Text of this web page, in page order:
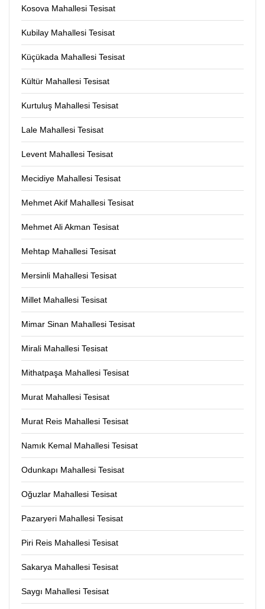
Kosova Mahallesi Tesisat
Kubilay Mahallesi Tesisat
Küçükada Mahallesi Tesisat
Kültür Mahallesi Tesisat
Kurtuluş Mahallesi Tesisat
Lale Mahallesi Tesisat
Levent Mahallesi Tesisat
Mecidiye Mahallesi Tesisat
Mehmet Akif Mahallesi Tesisat
Mehmet Ali Akman Tesisat
Mehtap Mahallesi Tesisat
Mersinli Mahallesi Tesisat
Millet Mahallesi Tesisat
Mimar Sinan Mahallesi Tesisat
Mirali Mahallesi Tesisat
Mithatpaşa Mahallesi Tesisat
Murat Mahallesi Tesisat
Murat Reis Mahallesi Tesisat
Namık Kemal Mahallesi Tesisat
Odunkapı Mahallesi Tesisat
Oğuzlar Mahallesi Tesisat
Pazaryeri Mahallesi Tesisat
Piri Reis Mahallesi Tesisat
Sakarya Mahallesi Tesisat
Saygı Mahallesi Tesisat